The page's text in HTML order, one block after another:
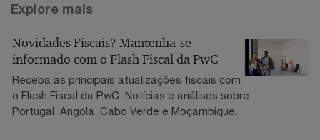
Explore mais
Novidades Fiscais? Mantenha-se
informado com o Flash Fiscal da PwC
Receba as principais atualizações fiscais com
o Flash Fiscal da PwC. Notícias e análises sobre
Portugal, Angola, Cabo Verde e Moçambique.